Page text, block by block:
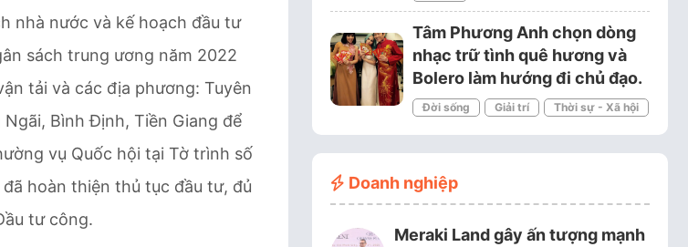
nhà nước và kế hoạch đầu tư
sách trung ương năm 2022
tải và các địa phương: Tuyên
Ngãi, Bình Định, Tiền Giang để
vụ Quốc hội tại Tờ trình số
hoàn thiện thủ tục đầu tư, đủ
tư công.
Tâm Phương Anh chọn dòng
nhạc trữ tình quê hương và
Bolero làm hướng đi chủ đạo.
Đời sống Giải trí Thời sự - Xã hội
Doanh nghiệp
Meraki Land gây ấn tượng mạnh